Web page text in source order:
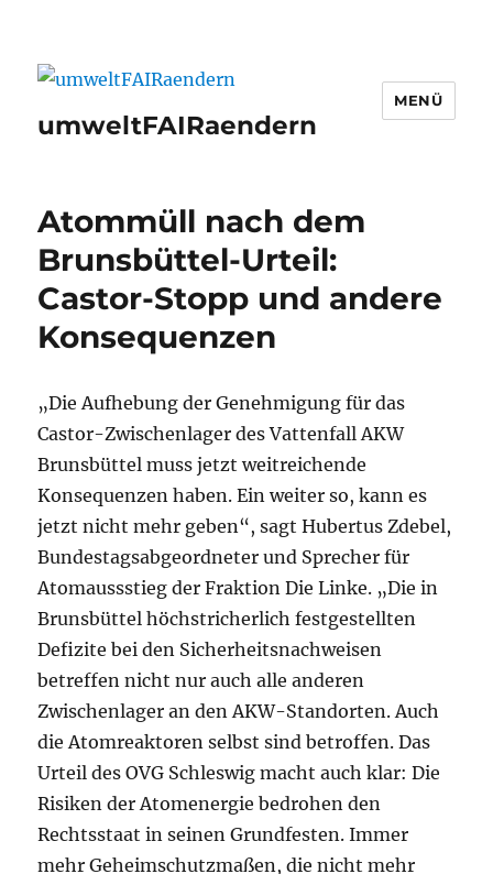
umweltFAIRaendern
MENÜ
Atommüll nach dem
Brunsbüttel-Urteil:
Castor-Stopp und andere
Konsequenzen
„Die Aufhebung der Genehmigung für das
Castor-Zwischenlager des Vattenfall AKW
Brunsbüttel muss jetzt weitreichende
Konsequenzen haben. Ein weiter so, kann es
jetzt nicht mehr geben“, sagt Hubertus Zdebel,
Bundestagsabgeordneter und Sprecher für
Atomaussstieg der Fraktion Die Linke. „Die in
Brunsbüttel höchstricherlich festgestellten
Defizite bei den Sicherheitsnachweisen
betreffen nicht nur auch alle anderen
Zwischenlager an den AKW-Standorten. Auch
die Atomreaktoren selbst sind betroffen. Das
Urteil des OVG Schleswig macht auch klar: Die
Risiken der Atomenergie bedrohen den
Rechtsstaat in seinen Grundfesten. Immer
mehr Geheimschutzmaßen, die nicht mehr